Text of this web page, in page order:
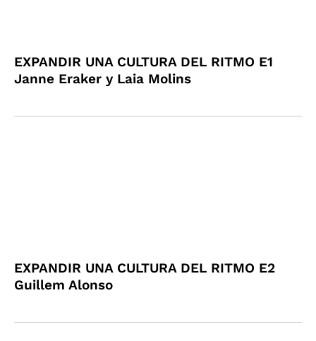
EXPANDIR UNA CULTURA DEL RITMO E1
Janne Eraker y Laia Molins
EXPANDIR UNA CULTURA DEL RITMO E2
Guillem Alonso